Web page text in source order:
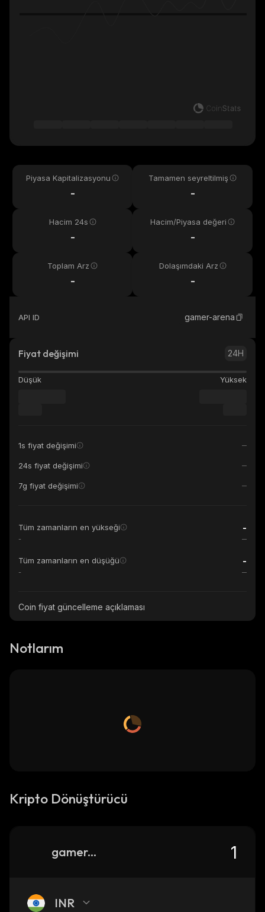
Piyasa Kapitalizasyonu
-
Tamamen seyreltilmiş
-
Hacim 24s
-
Hacim/Piyasa değeri
-
Toplam Arz
-
Dolaşımdaki Arz
-
API ID gamer-arena
Fiyat değişimi 24H
Düşük Yüksek
1s fiyat değişimi
24s fiyat değişimi
7g fiyat değişimi
Tüm zamanların en yükseği -
-
Tüm zamanların en düşüğü -
-
Coin fiyat güncelleme açıklaması
Notlarım
Kripto Dönüştürücü
gamer-arena
INR